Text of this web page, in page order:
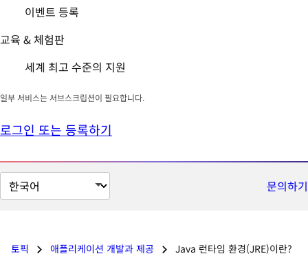
이벤트 등록
교육 & 체험판
세계 최고 수준의 지원
일부 서비스는 서브스크립션이 필요합니다.
로그인 또는 등록하기
페
이
어
문의하기
토픽 애플리케이션 개발과 제공 Java 런타임 환경(JRE)이란?